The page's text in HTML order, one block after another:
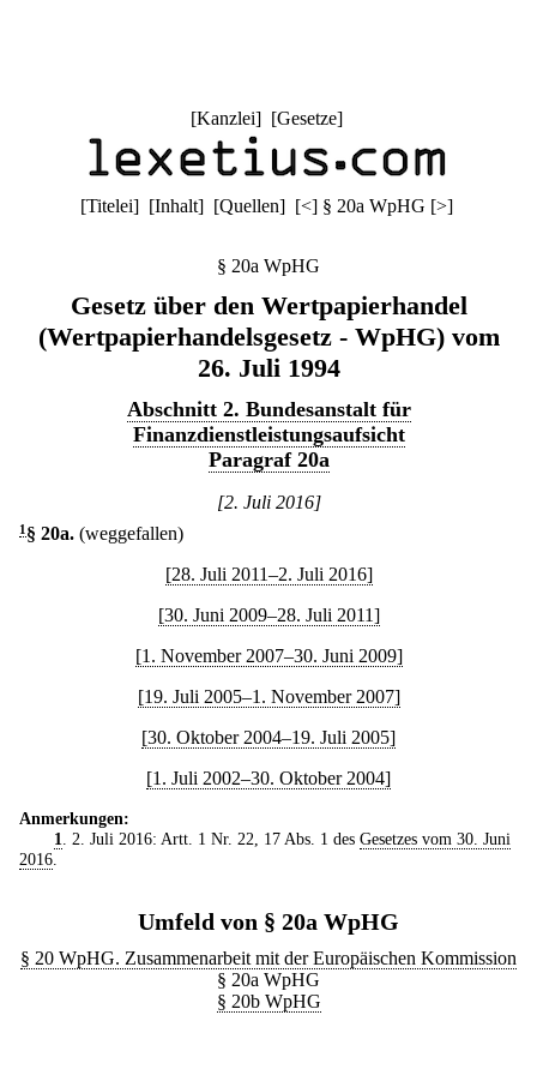
[Kanzlei] [Gesetze]
[Titelei] [Inhalt] [Quellen] [<] § 20a WpHG [>]
§ 20a WpHG
Gesetz über den Wertpapierhandel
(Wertpapierhandelsgesetz - WpHG) vom
26. Juli 1994
Abschnitt 2. Bundesanstalt für
Finanzdienstleistungsaufsicht
Paragraf 20a
[2. Juli 2016]
1 § 20a. (weggefallen)
[28. Juli 2011–2. Juli 2016]
[30. Juni 2009–28. Juli 2011]
[1. November 2007–30. Juni 2009]
[19. Juli 2005–1. November 2007]
[30. Oktober 2004–19. Juli 2005]
[1. Juli 2002–30. Oktober 2004]
Anmerkungen:
1
. 2. Juli 2016: Artt. 1 Nr. 22, 17 Abs. 1 des Gesetzes vom 30. Juni
2016
Umfeld von § 20a WpHG
§ 20 WpHG. Zusammenarbeit mit der Europäischen Kommission
§ 20a WpHG
§ 20b WpHG